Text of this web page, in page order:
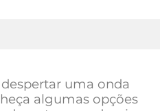
uma onda
algumas opções